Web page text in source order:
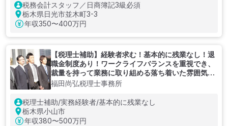
税務会計スタッフ／日商簿記3級必須
栃木県日光市並木町3-3
年収350〜400万円
【税理士補助】経験者求む！基本的に残業なし！退
職金制度あり！ワークライフバランスを重視でき、
裁量を持って業務に取り組める落ち着いた雰囲気の
税理士事務所
福田尚弘税理士事務所
税理士補助/実務経験者/基本的に残業なし
栃木県小山市
年収380〜500万円